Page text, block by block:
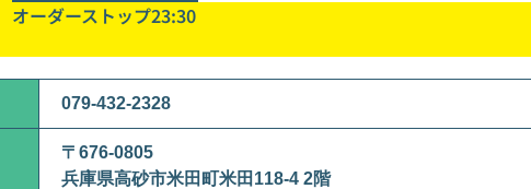
オーダーストップ23:30
079-432-2328
〒676-0805
兵庫県高砂市米田町米田118-4 2階